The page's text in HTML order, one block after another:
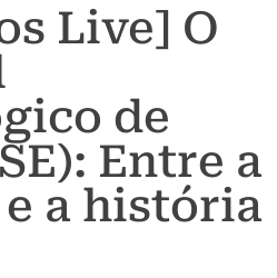
Live] O
de
Entre a
a história